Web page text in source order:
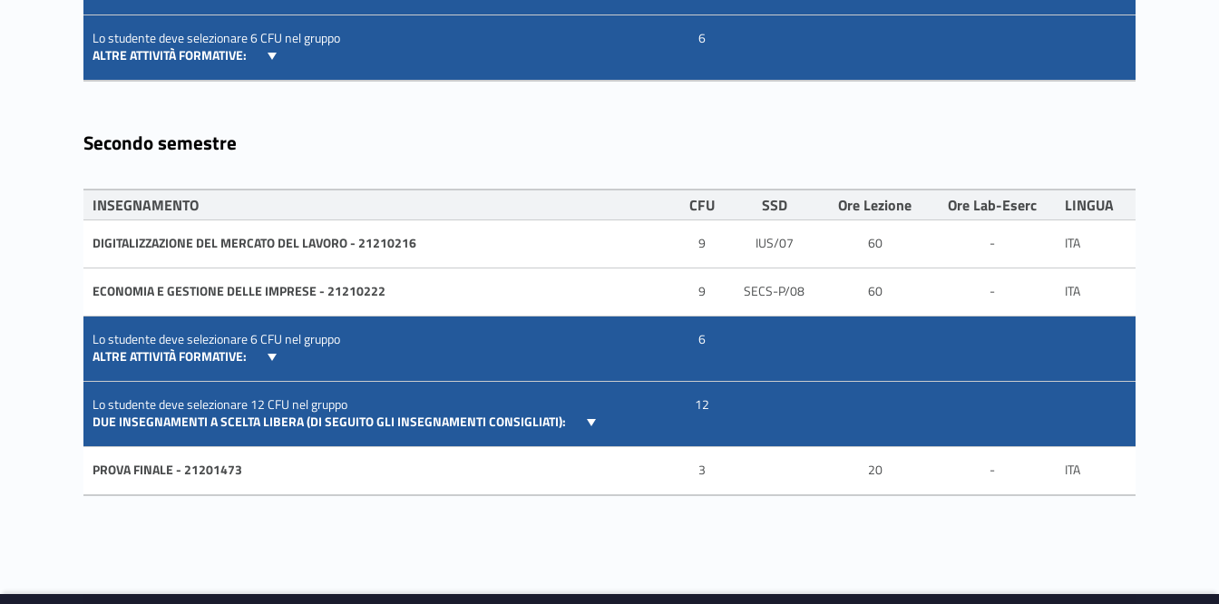
Lo studente deve selezionare 6 CFU nel gruppo
ALTRE ATTIVITÀ FORMATIVE:
6
Secondo semestre
INSEGNAMENTO CFU SSD Ore Lezione Ore Lab-Eserc LINGUA
DIGITALIZZAZIONE DEL MERCATO DEL LAVORO - 21210216 9 IUS/07 60 - ITA
ECONOMIA E GESTIONE DELLE IMPRESE - 21210222 9 SECS-P/08 60 - ITA
Lo studente deve selezionare 6 CFU nel gruppo
ALTRE ATTIVITÀ FORMATIVE:
6
Lo studente deve selezionare 12 CFU nel gruppo
DUE INSEGNAMENTI A SCELTA LIBERA (DI SEGUITO GLI INSEGNAMENTI CONSIGLIATI):
12
PROVA FINALE - 21201473 3 20 - ITA